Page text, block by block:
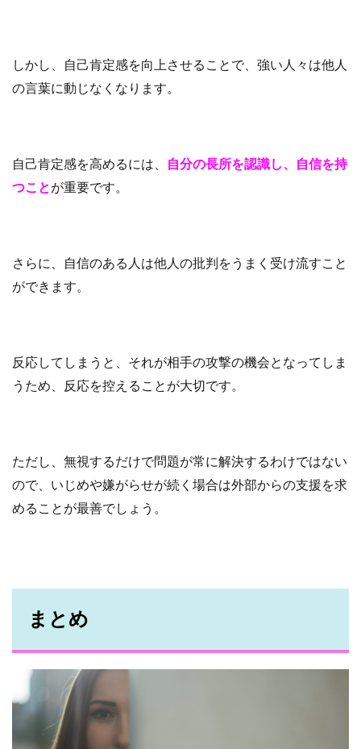
しかし、自己肯定感を向上させることで、強い人々は他人
の言葉に動じなくなります。
自己肯定感を高めるには、
自分の長所を認識し、自信を持
つことが重要です。
さらに、自信のある人は他人の批判をうまく受け流すこと
ができます。
反応してしまうと、それが相手の攻撃の機会となってしま
うため、反応を控えることが大切です。
ただし、無視するだけで問題が常に解決するわけではない
ので、いじめや嫌がらせが続く場合は外部からの支援を求
めることが最善でしょう。
まとめ